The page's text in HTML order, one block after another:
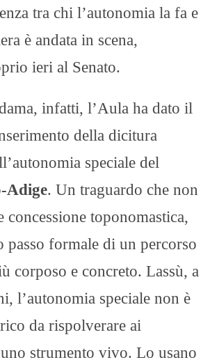
tra chi l’autonomia la fa e
è andata in scena,
ieri al Senato.
infatti, l’Aula ha dato il
della dicitura
speciale del
Adige. Un traguardo che non
concessione toponomastica,
passo formale di un percorso
corposo e concreto. Lassù, a
l’autonomia speciale non è
da rispolverare ai
strumento vivo. Lo usano